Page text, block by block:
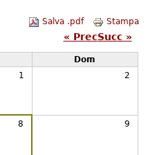
Stampa
Salva .pdf
« PrecSucc »
Dom
1 2
8 9